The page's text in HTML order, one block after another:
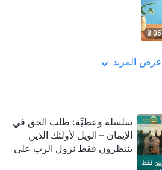
8:05
عرض المزيد
سلسلة وعظيِّة: طلب الحق في
الإيمان – الويل لأولئك الذين
ينتظرون فقط نزول الرب على